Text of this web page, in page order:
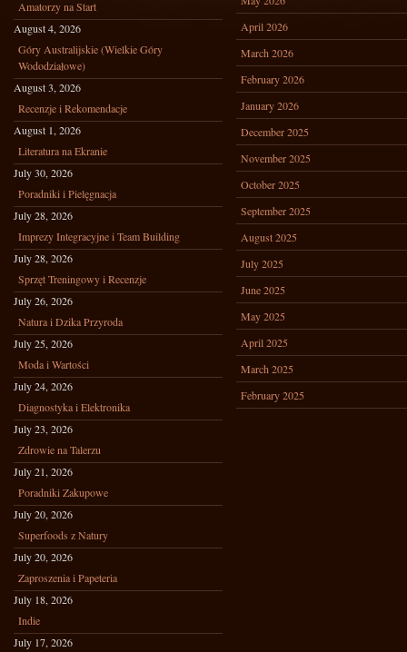
Amatorzy na Start
August 4, 2026
Góry Australijskie (Wielkie Góry
Wododziałowe)
August 3, 2026
Recenzje i Rekomendacje
August 1, 2026
Literatura na Ekranie
July 30, 2026
Poradniki i Pielęgnacja
July 28, 2026
Imprezy Integracyjne i Team Building
July 28, 2026
Sprzęt Treningowy i Recenzje
July 26, 2026
Natura i Dzika Przyroda
July 25, 2026
Moda i Wartości
July 24, 2026
Diagnostyka i Elektronika
July 23, 2026
Zdrowie na Talerzu
July 21, 2026
Poradniki Zakupowe
July 20, 2026
Superfoods z Natury
July 20, 2026
Zaproszenia i Papeteria
July 18, 2026
Indie
July 17, 2026
April 2026
March 2026
February 2026
January 2026
December 2025
November 2025
October 2025
September 2025
August 2025
July 2025
June 2025
May 2025
April 2025
March 2025
February 2025